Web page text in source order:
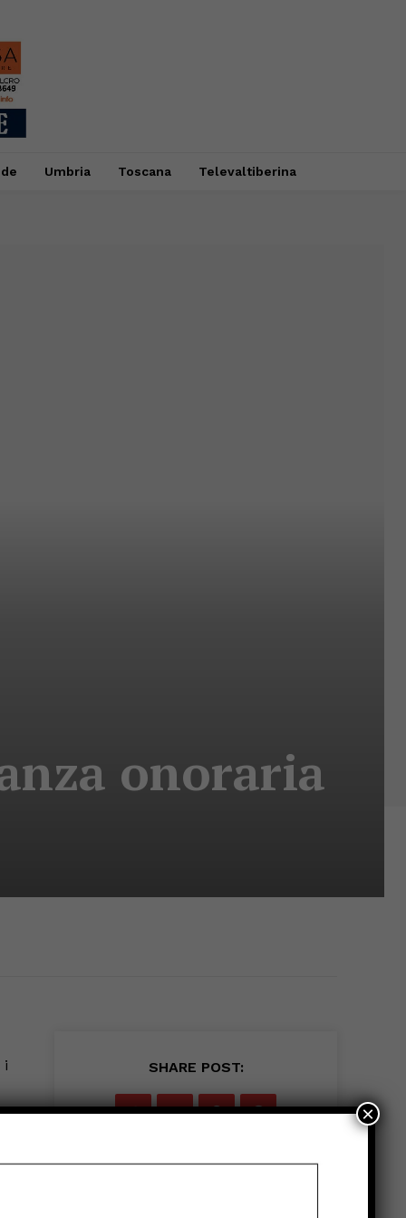
Umbria Toscana Televaltiberina
onoraria
i SHARE POST:
×